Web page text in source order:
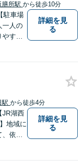
膳所駅 から徒歩10分
駐車場
一人の
すく
す。
くだ
詳細を見
る
駅 から徒歩4分
JR湖西
地域に
依頼
詳細を見
る